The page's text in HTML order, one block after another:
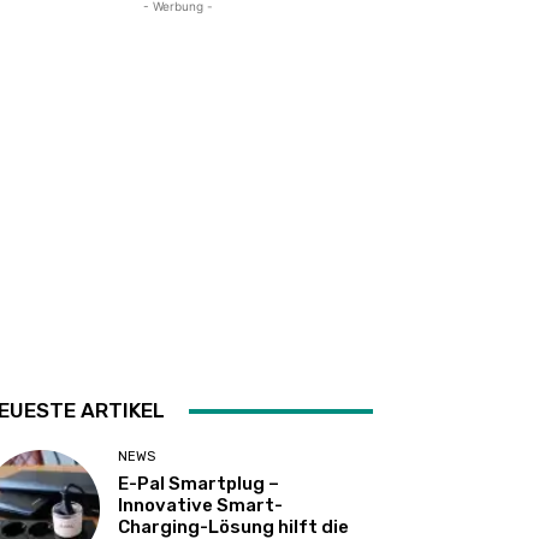
- Werbung -
ARTIKEL
NEWS
E-Pal Smartplug –
Innovative Smart-
Charging-Lösung hilft die